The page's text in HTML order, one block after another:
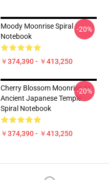
Moody Moonrise Spiral
Notebook
￥374,390 - ￥413,250
-20%
Cherry Blossom Moonrise At
Ancient Japanese Temple
Spiral Notebook
￥374,390 - ￥413,250
-20%